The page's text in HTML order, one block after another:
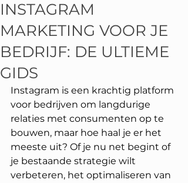
INSTAGRAM
MARKETING VOOR JE
BEDRIJF: DE ULTIEME
GIDS
Instagram is een krachtig platform
voor bedrijven om langdurige
relaties met consumenten op te
bouwen, maar hoe haal je er het
meeste uit? Of je nu net begint of
je bestaande strategie wilt
verbeteren, het optimaliseren van